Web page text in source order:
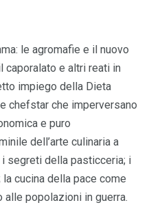
le agromafie e il nuovo
caporalato e altri reati in
impiego della Dieta
chefstar che imperversano
e puro
dell’arte culinaria a
segreti della pasticceria; i
cucina della pace come
popolazioni in guerra.